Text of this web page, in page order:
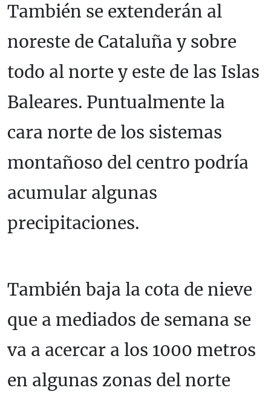
También se extenderán al
noreste de Cataluña y sobre
todo al norte y este de las Islas
Baleares. Puntualmente la
cara norte de los sistemas
montañoso del centro podría
acumular algunas
precipitaciones.
También baja la cota de nieve
que a mediados de semana se
va a acercar a los 1000 metros
en algunas zonas del norte